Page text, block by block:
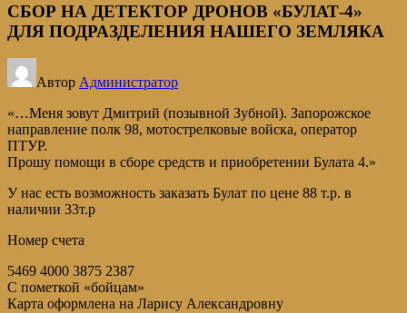
СБОР НА ДЕТЕКТОР ДРОНОВ «БУЛАТ-4»
ДЛЯ ПОДРАЗДЕЛЕНИЯ НАШЕГО ЗЕМЛЯКА
Автор Администратор
«…Меня зовут Дмитрий (позывной Зубной). Запорожское
направление полк 98, мотострелковые войска, оператор
ПТУР.
Прошу помощи в сборе средств и приобретении Булата 4.»
У нас есть возможность заказать Булат по цене 88 т.р. в
наличии 33т.р
Номер счета
5469 4000 3875 2387
С пометкой «бойцам»
Карта оформлена на Ларису Александровну